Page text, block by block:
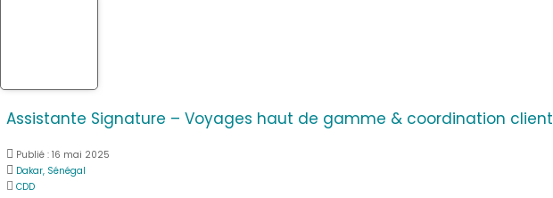
Assistante Signature – Voyages haut de gamme & coordination client
Publié : 16 mai 2025
Dakar, Sénégal
CDD